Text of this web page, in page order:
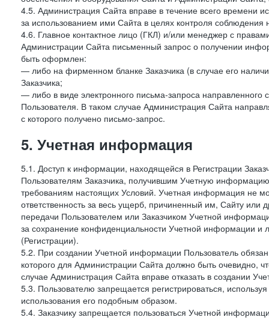
4.5. Администрация Сайта вправе в течение всего времени
за использованием ими Сайта в целях контроля
4.6. Главное контактное лицо (ГКЛ) и/или менеджер с
Администрации Сайта письменный запрос о получении
быть оформлен:
— либо на фирменном бланке Заказчика (в случае его
Заказчика;
— либо в виде электронного письма-запроса направленного
Пользователя. В таком случае Администрация Сайта
с которого получено письмо-запрос.
5. Учетная информация
5.1. Доступ к информации, находящейся в Регистрации
Пользователям Заказчика, получившим Учетную
требованиям настоящих Условий. Учетная информация не
ответственность за весь ущерб, причиненный им, Сайту
передачи Пользователем или Заказчиком Учетной
за сохранение конфиденциальности Учетной информации
(Регистрации).
5.2. При создании Учетной информации Пользователь
которого для Администрации Сайта должно быть очевидно,
случае Администрация Сайта вправе отказать в создании
5.3. Пользователю запрещается регистрироваться,
использования его подобным образом.
5.4. Заказчику запрещается пользоваться Учетной